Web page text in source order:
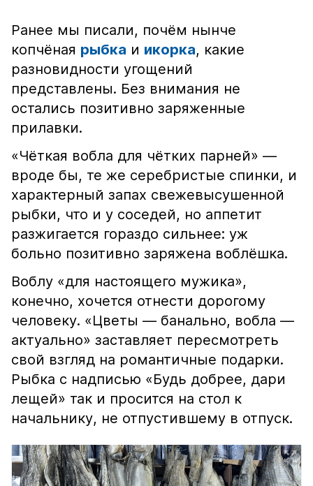
Ранее мы писали, почём нынче
копчёная рыбка и икорка, какие
разновидности угощений
представлены. Без внимания не
остались позитивно заряженные
прилавки.
«Чёткая вобла для чётких парней» —
вроде бы, те же серебристые спинки, и
характерный запах свежевысушенной
рыбки, что и у соседей, но аппетит
разжигается гораздо сильнее: уж
больно позитивно заряжена воблёшка.
Воблу «для настоящего мужика»,
конечно, хочется отнести дорогому
человеку. «Цветы — банально, вобла —
актуально» заставляет пересмотреть
свой взгляд на романтичные подарки.
Рыбка с надписью «Будь добрее, дари
лещей» так и просится на стол к
начальнику, не отпустившему в отпуск.